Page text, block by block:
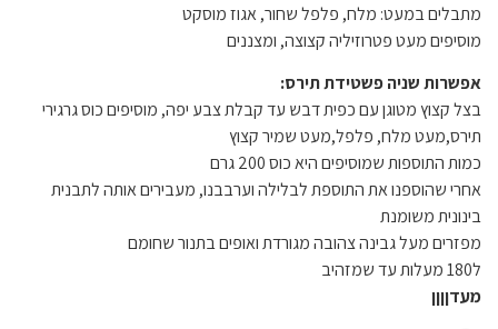
מתבלים במעט: מלח, פלפל שחור, אגוז מוסקט
מוסיפים מעט פטרוזיליה קצוצה, ומצננים
אפשרות שניה פשטידת תירס:
בצל קצוץ מטוגן עם כפית דבש עד קבלת צבע יפה, מוסיפים כוס גרגירי
תירס,מעט מלח, פלפל,מעט שמיר קצוץ
כמות התוספות שמוסיפים היא כוס 200 גרם
אחרי שהוספנו את התוספת לבלילה וערבבנו, מעבירים אותה לתבנית
בינונית משומנת
מפזרים מעל גבינה צהובה מגורדת ואופים בתנור שחומם
ל180 מעלות עד שמזהיב
מעדןןןן